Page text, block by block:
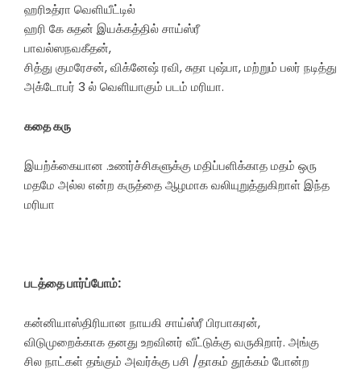
ஹரிஉத்ரா வெளியீட்டில்
ஹரி கே சுதன் இயக்கத்தில் சாய்ஸ்ரீ
பாவல்ஸநவகீதன்,
சித்து குமரேசன், விக்னேஷ் ரவி, சுதா புஷ்பா, மற்றும் பலர் நடித்து
அக்டோபர் 3 ல் வெளியாகும் படம் மரியா.
கதை கரு
இயற்க்கையான .உணர்ச்சிகளுக்கு மதிப்பளிக்காத மதம் ஒரு
மதமே அல்ல என்ற கருத்தை ஆழமாக வலியுறுத்துகிறாள் இந்த
மரியா
படத்தை பார்ப்போம்:
கன்னியாஸ்திரியான நாயகி சாய்ஸ்ரீ பிரபாகரன்,
விடுமுறைக்காக தனது உறவினர் வீட்டுக்கு வருகிறார். அங்கு
சில நாட்கள் தங்கும் அவர்க்கு பசி /தாகம் தூக்கம் போன்ற